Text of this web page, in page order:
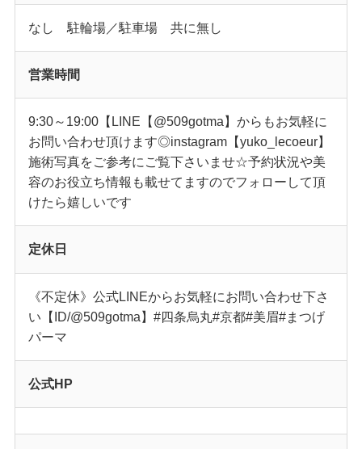
なし 駐輪場／駐車場 共に無し
営業時間
9:30～19:00【LINE【@509gotma】からもお気軽に
お問い合わせ頂けます◎instagram【yuko_lecoeur】
施術写真をご参考にご覧下さいませ☆予約状況や美
容のお役立ち情報も載せてますのでフォローして頂
けたら嬉しいです
定休日
《不定休》公式LINEからお気軽にお問い合わせ下さ
い【ID/@509gotma】#四条烏丸#京都#美眉#まつげ
パーマ
公式HP